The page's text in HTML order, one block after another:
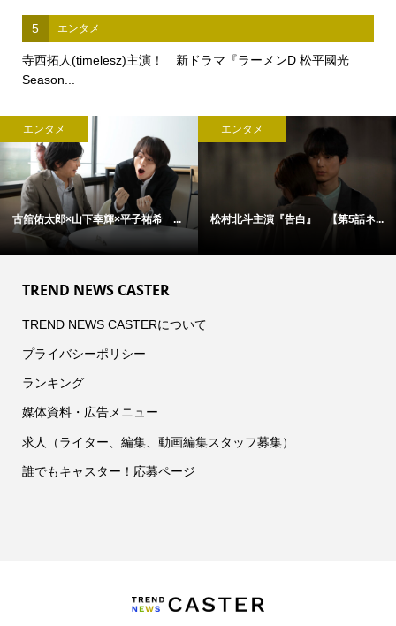
5 エンタメ
寺西拓人(timelesz)主演！ 新ドラマ『ラーメンD 松平國光
Season...
エンタメ
古舘佑太郎×山下幸輝×平子祐希 ...
エンタメ
松村北斗主演『告白』 【第5話ネ...
TREND NEWS CASTER
TREND NEWS CASTERについて
プライバシーポリシー
ランキング
媒体資料・広告メニュー
求人（ライター、編集、動画編集スタッフ募集）
誰でもキャスター！応募ページ